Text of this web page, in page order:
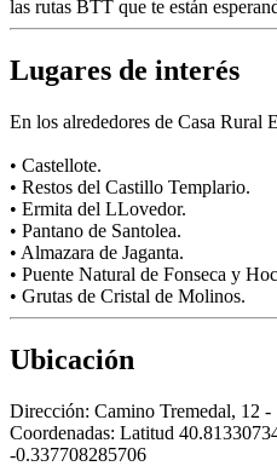
las rutas BTT que te están
Lugares de interés
En los alrededores de Casa Rural
• Castellote.
• Restos del Castillo Templario.
• Ermita del LLovedor.
• Pantano de Santolea.
• Almazara de Jaganta.
• Puente Natural de Fonseca y
• Grutas de Cristal de Molinos.
Ubicación
Dirección: Camino Tremedal, 12 -
Coordenadas: Latitud
-0.337708285706